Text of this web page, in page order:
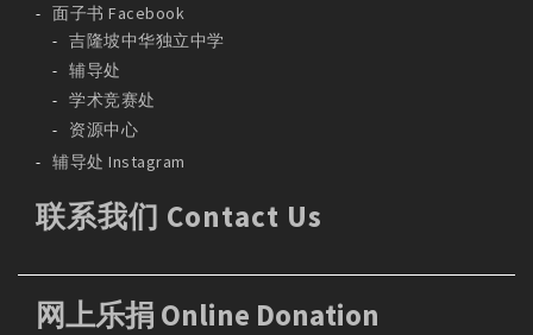
面子书 Facebook
吉隆坡中华独立中学
辅导处
学术竞赛处
资源中心
辅导处 Instagram
联系我们 Contact Us
网上乐捐 Online Donation